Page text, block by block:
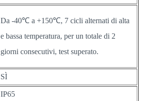
Da -40℃ a +150℃, 7 cicli alternati di alta
e bassa temperatura, per un totale di 2
giorni consecutivi, test superato.
SÌ
IP65